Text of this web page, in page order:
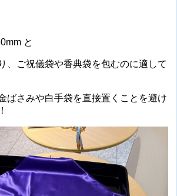
と
、ご祝儀袋や香典袋を包むのに適して
ばさみや白手袋を直接置くことを避け